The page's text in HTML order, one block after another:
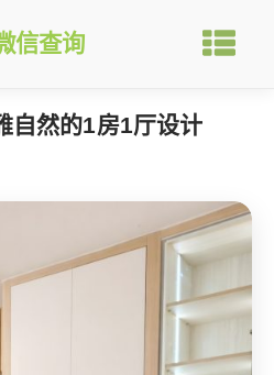
信查询
自然的1房1厅设计